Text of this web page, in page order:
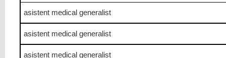
asistent medical generalist
asistent medical generalist
asistent medical generalist